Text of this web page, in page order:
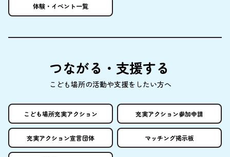
体験 ・イベント一覧
つながる・ 支援する
こども場所の活動や支援をしたい方へ
こども場所充実アクション 充実アクション参加申請
充実アクション宣言団体 マッチング掲示板